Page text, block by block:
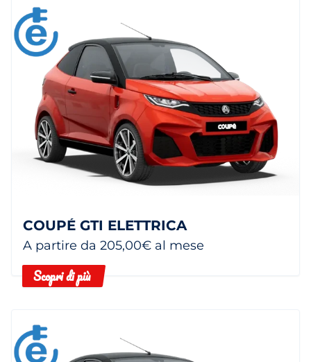
COUPÉ GTI ELETTRICA
A partire da 205,00€ al mese
Scopri di più